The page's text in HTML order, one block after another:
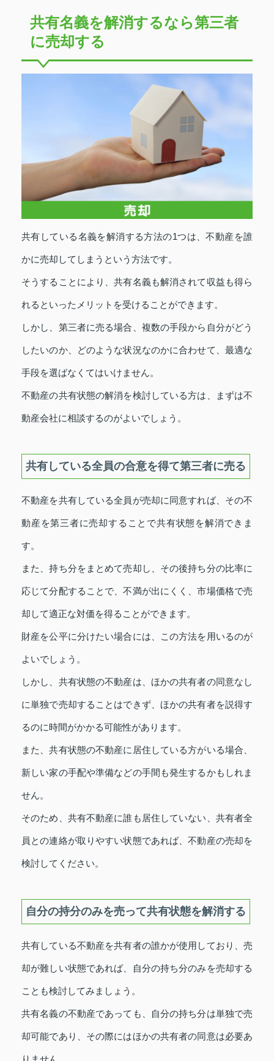
共有名義を解消するなら第三者
に売却する
共有している名義を解消する方法の1つは、不動産を誰
かに売却してしまうという方法です。
そうすることにより、共有名義も解消されて収益も得ら
れるといったメリットを受けることができます。
しかし、第三者に売る場合、複数の手段から自分がどう
したいのか、どのような状況なのかに合わせて、最適な
手段を選ばなくてはいけません。
不動産の共有状態の解消を検討している方は、まずは不
動産会社に相談するのがよいでしょう。
共有している全員の合意を得て第三者に売る
不動産を共有している全員が売却に同意すれば、その不
動産を第三者に売却することで共有状態を解消できま
す。
また、持ち分をまとめて売却し、その後持ち分の比率に
応じて分配することで、不満が出にくく、市場価格で売
却して適正な対価を得ることができます。
財産を公平に分けたい場合には、この方法を用いるのが
よいでしょう。
しかし、共有状態の不動産は、ほかの共有者の同意なし
に単独で売却することはできず、ほかの共有者を説得す
るのに時間がかかる可能性があります。
また、共有状態の不動産に居住している方がいる場合、
新しい家の手配や準備などの手間も発生するかもしれま
せん。
そのため、共有不動産に誰も居住していない、共有者全
員との連絡が取りやすい状態であれば、不動産の売却を
検討してください。
自分の持分のみを売って共有状態を解消する
共有している不動産を共有者の誰かが使用しており、売
却が難しい状態であれば、自分の持ち分のみを売却する
ことも検討してみましょう。
共有名義の不動産であっても、自分の持ち分は単独で売
却可能であり、その際にはほかの共有者の同意は必要あ